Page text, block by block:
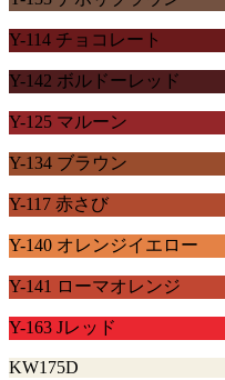
Y-114 チョコレート
Y-142 ボルドーレッド
Y-125 マルーン
Y-134 ブラウン
Y-117 赤さび
Y-140 オレンジイエロー
Y-141 ローマオレンジ
Y-163 Jレッド
KW175D